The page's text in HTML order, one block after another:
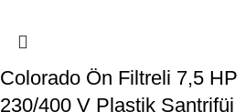
Colorado Ön Filtreli 7,5 HP
230/400 V Plastik Santrifüj